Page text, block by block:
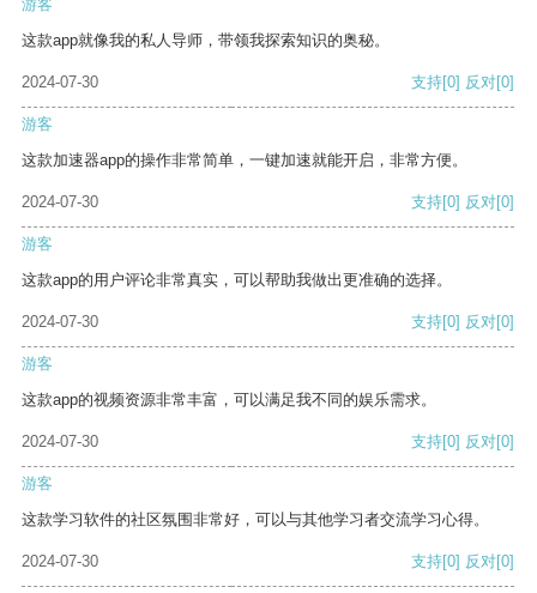
游客
这款app就像我的私人导师，带领我探索知识的奥秘。
2024-07-30 支持[0] 反对[0]
游客
这款加速器app的操作非常简单，一键加速就能开启，非常方便。
2024-07-30 支持[0] 反对[0]
游客
这款app的用户评论非常真实，可以帮助我做出更准确的选择。
2024-07-30 支持[0] 反对[0]
游客
这款app的视频资源非常丰富，可以满足我不同的娱乐需求。
2024-07-30 支持[0] 反对[0]
游客
这款学习软件的社区氛围非常好，可以与其他学习者交流学习心得。
2024-07-30 支持[0] 反对[0]